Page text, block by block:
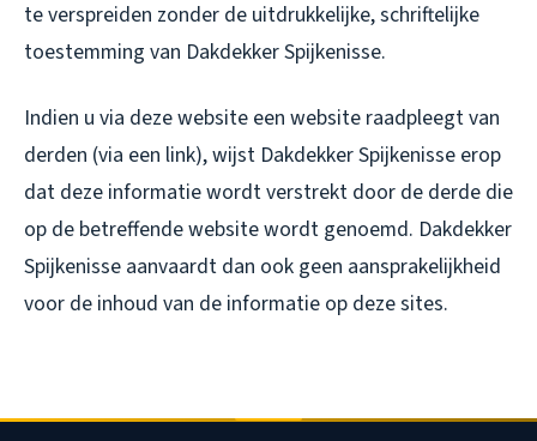
te verspreiden zonder de uitdrukkelijke, schriftelijke
toestemming van Dakdekker Spijkenisse.
Indien u via deze website een website raadpleegt van
derden (via een link), wijst Dakdekker Spijkenisse erop
dat deze informatie wordt verstrekt door de derde die
op de betreffende website wordt genoemd. Dakdekker
Spijkenisse aanvaardt dan ook geen aansprakelijkheid
voor de inhoud van de informatie op deze sites.